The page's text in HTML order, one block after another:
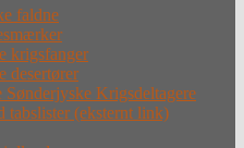
faldne
krigsfanger
desertører
Krigsdeltagere
tabslister (eksternt link)